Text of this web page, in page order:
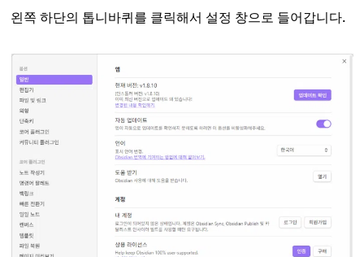
왼쪽 하단의 톱니바퀴를 클릭해서 설정 창으로 들어갑니다.